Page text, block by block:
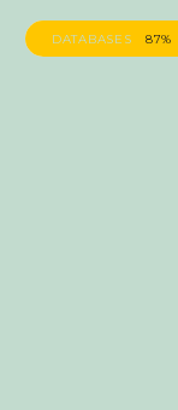
DATABASES 87%